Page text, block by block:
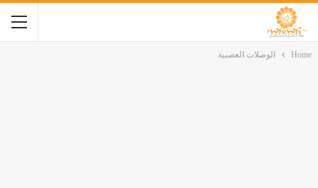
Home الوصلات العصبية